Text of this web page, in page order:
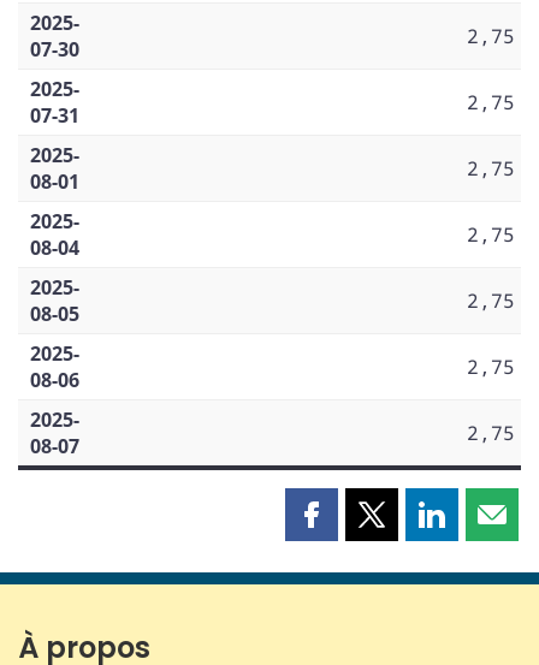
2025-
07-30
2,75
2025-
07-31
2,75
2025-
08-01
2,75
2025-
08-04
2,75
2025-
08-05
2,75
2025-
08-06
2,75
2025-
08-07
2,75
Partager
page
Partager
page
Partager
page page
À propos